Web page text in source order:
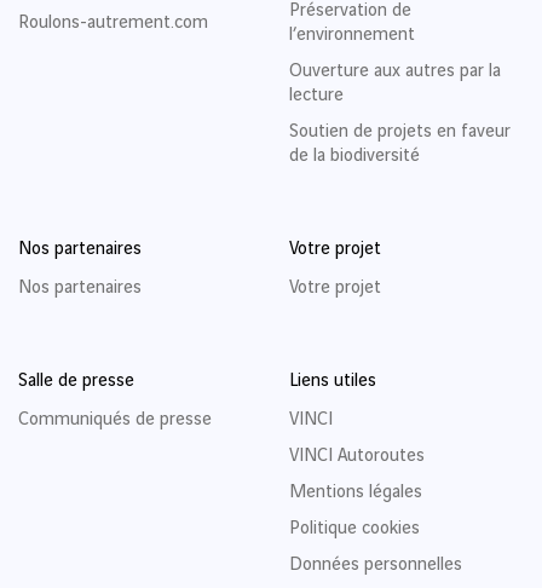
Roulons-autrement.com
Préservation de
l’environnement
Ouverture aux autres par la
lecture
Soutien de projets en faveur
de la biodiversité
Nos partenaires
Nos partenaires
Votre projet
Votre projet
Salle de presse
Communiqués de presse
Liens utiles
VINCI
VINCI Autoroutes
Mentions légales
Politique cookies
Données personnelles